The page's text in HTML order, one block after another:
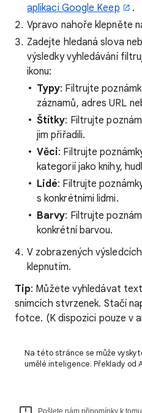
aplikaci Google Keep
.
Vpravo nahoře klepněte
Zadejte hledaná slova
výsledky vyhledávání
ikonu:
Typy: Filtrujte
záznamů, adres URL
Štítky: Filtrujte
jim přiřadili.
Věci: Filtrujte
kategorií jako knihy,
Lidé: Filtrujte
s konkrétními lidmi.
Barvy: Filtrujte
konkrétní barvou.
V zobrazených
klepnutím.
Tip: Můžete vyhledávat
snímcích stvrzenek. Stačí
fotce. (K dispozici pouze v
Na této stránce se může
umělé inteligence. Překlady od
Pošlete nám připomínky k